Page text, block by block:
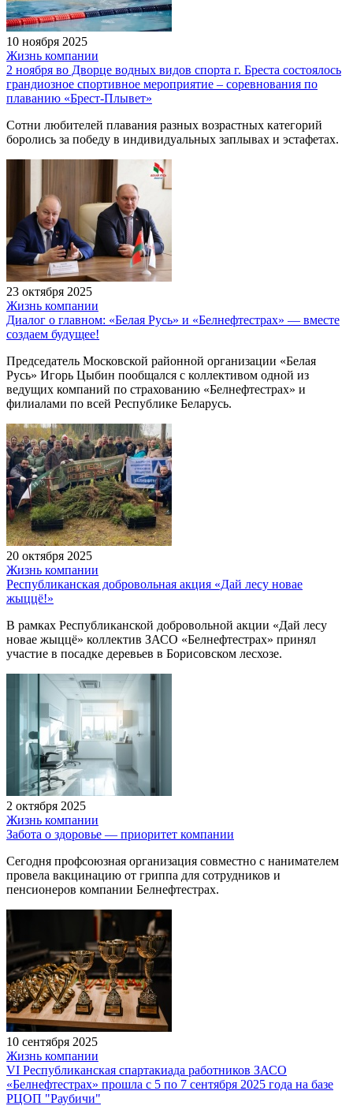
10 ноября 2025
Жизнь компании
2 ноября во Дворце водных видов спорта г. Бреста состоялось
грандиозное спортивное мероприятие – соревнования по
плаванию «Брест-Плывет»
Сотни любителей плавания разных возрастных категорий
боролись за победу в индивидуальных заплывах и эстафетах.
23 октября 2025
Жизнь компании
Диалог о главном: «Белая Русь» и «Белнефтестрах» — вместе
создаем будущее!
Председатель Московской районной организации «Белая
Русь» Игорь Цыбин пообщался с коллективом одной из
ведущих компаний по страхованию «Белнефтестрах» и
филиалами по всей Республике Беларусь.
20 октября 2025
Жизнь компании
Республиканская добровольная акция «Дай лесу новае
жыццё!»
В рамках Республиканской добровольной акции «Дай лесу
новае жыццё» коллектив ЗАСО «Белнефтестрах» принял
участие в посадке деревьев в Борисовском лесхозе.
2 октября 2025
Жизнь компании
Забота о здоровье — приоритет компании
Сегодня профсоюзная организация совместно с нанимателем
провела вакцинацию от гриппа для сотрудников и
пенсионеров компании Белнефтестрах.
10 сентября 2025
Жизнь компании
VI Республиканская спартакиада работников ЗАСО
«Белнефтестрах» прошла с 5 по 7 сентября 2025 года на базе
РЦОП "Раубичи"